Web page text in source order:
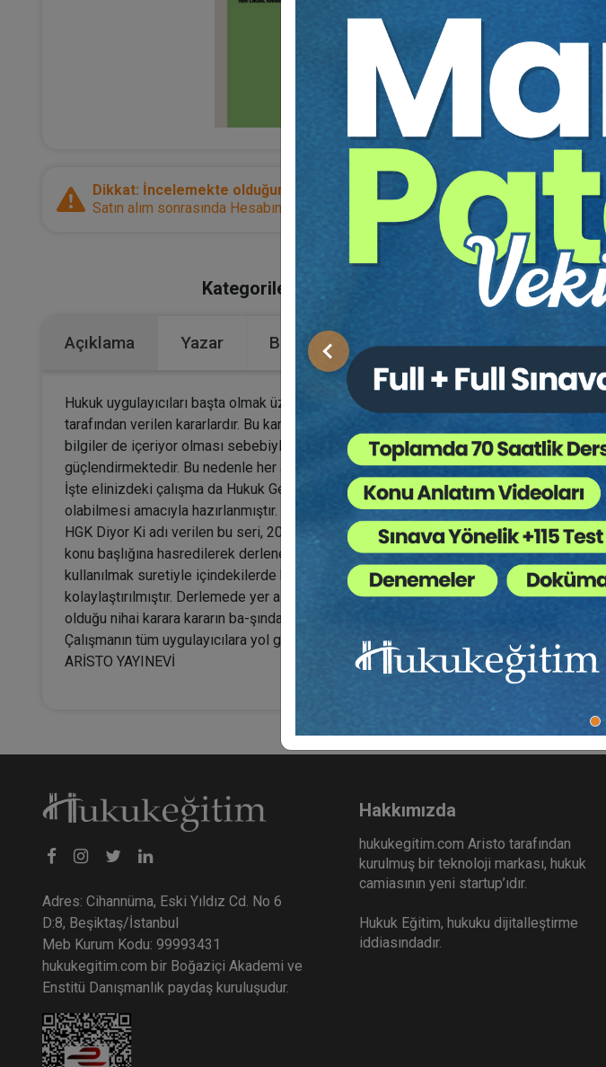
Önceki
Dikkat: İncelemekte olduğunuz ürün bir e-kitaptır.
Satın alım sonrasında Hesabım sayfanız üzerinden direkt olarak ulaşabilir ve
Kategoriler: Bütün Hukuk Kitapları ,Genel Hukuk,
Açıklama Yazar Bu Kitap İçin Kaç Ağaç Kesiliyor ?
Hukuk uygulayıcıları başta olmak üzere bu alanda akademik çalışma yapan
tarafından verilen kararlardır. Bu kararlar, hukuk kurallarının somut olaylara
bilgiler de içeriyor olması sebebiyle ayrıca öneme sahiptir. Ve-rilen kararların
güçlendirmektedir. Bu nedenle her aşamadaki hukuk uygulayıcıları için son derece
İşte elinizdeki çalışma da Hukuk Genel Kurulu kararlarının bu özellikleri dikkate
olabilmesi amacıyla hazırlanmıştır.
HGK Diyor Ki adı verilen bu seri, 2020-2022 yıllarını kapsar şekilde, uygu-lamada en
konu başlığına hasredilerek derlenen kararlardan oluşmak-tadır. Derlenen kararların
kullanılmak suretiyle içindekilerde başlık olarak yer almıştır. Kitap içeriğinde ise her
kolaylaştırılmıştır. Derlemede yer alan her bir ka-rar başlığında künye bilgisine yer
olduğu nihai karara kararın ba-şında “ÖZET” olarak yer verilmiştir.
Çalışmanın tüm uygulayıcılara yol gösterici ve faydalı olması dileğiyle…
ARİSTO YAYINEVİ
Adres: Cihannüma, Eski Yıldız Cd. No 6
D:8, Beşiktaş/İstanbul
Meb Kurum Kodu: 99993431
hukukegitim.com bir Boğaziçi Akademi ve
Enstitü Danışmanlık paydaş kuruluşudur.
Hakkımızda
hukukegitim.com Aristo tarafından
kurulmuş bir teknoloji markası, hukuk
camiasının yeni startup’ıdır.
Hukuk Eğitim, hukuku dijitalleştirme
iddiasındadır.